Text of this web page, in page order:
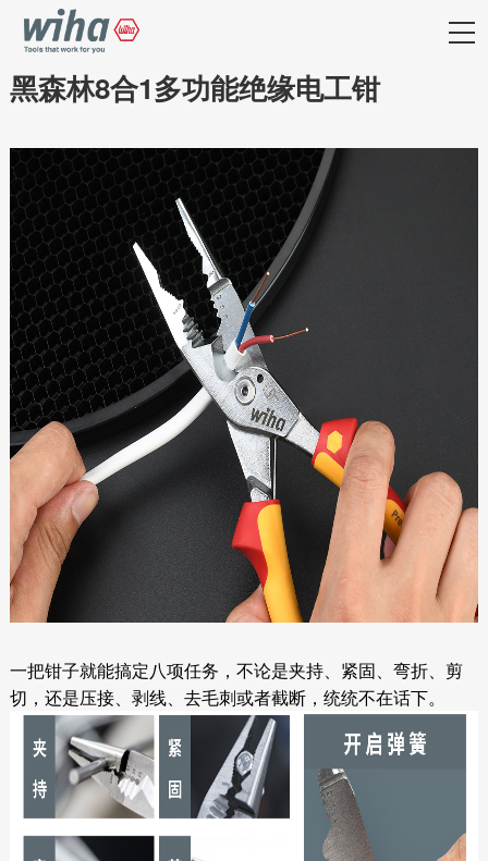
黑森林8合1多功能绝缘电工钳
一把钳子就能搞定八项任务，不论是夹持、紧固、弯折、剪
切，还是压接、剥线、去毛刺或者截断，统统不在话下。